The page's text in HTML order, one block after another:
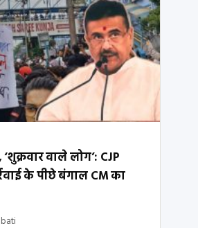
‘शुक्रवार वाले लोग’: CJP
के पीछे बंगाल CM का